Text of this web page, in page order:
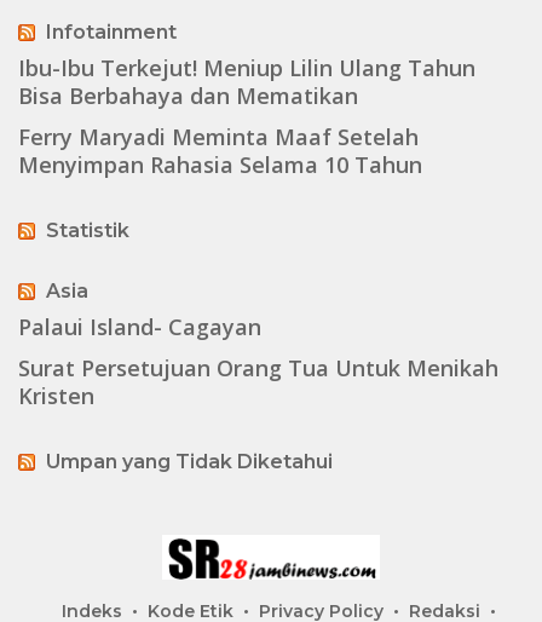
Infotainment
Ibu-Ibu Terkejut! Meniup Lilin Ulang Tahun
Bisa Berbahaya dan Mematikan
Ferry Maryadi Meminta Maaf Setelah
Menyimpan Rahasia Selama 10 Tahun
Statistik
Asia
Palaui Island- Cagayan
Surat Persetujuan Orang Tua Untuk Menikah
Kristen
Umpan yang Tidak Diketahui
Indeks Kode Etik Privacy Policy Redaksi